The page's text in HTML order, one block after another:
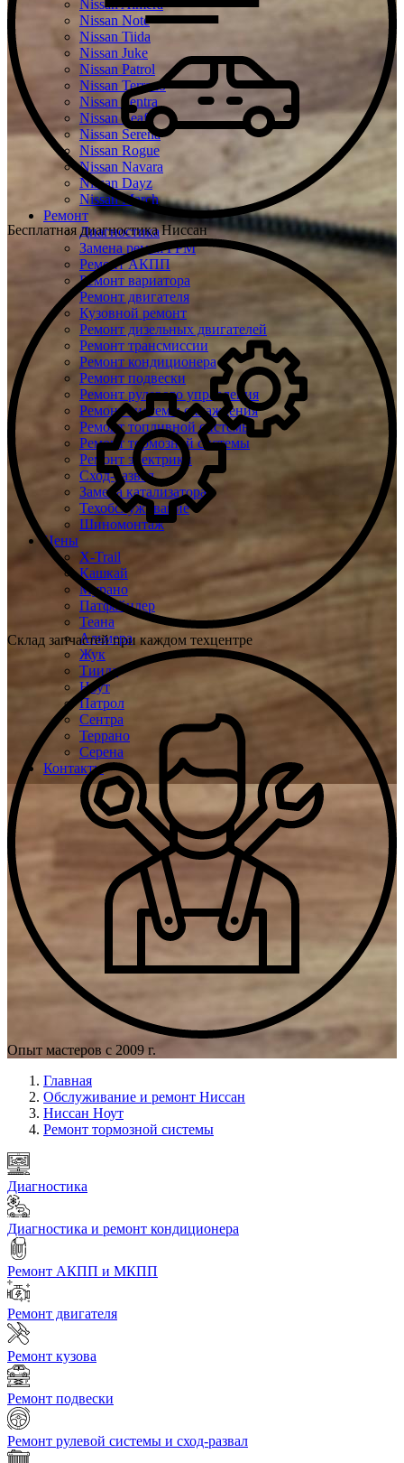
Nissan Almera
Nissan Note
Nissan Tiida
Nissan Juke
Nissan Patrol
Nissan Terrano
Nissan Sentra
Nissan Leaf
Nissan Serena
Nissan Rogue
Nissan Navara
Nissan Dayz
Nissan March
Ремонт
Диагностика
Замена ремня ГРМ
Ремонт АКПП
Ремонт вариатора
Ремонт двигателя
Кузовной ремонт
Ремонт дизельных двигателей
Ремонт трансмиссии
Ремонт кондиционера
Ремонт подвески
Ремонт рулевого управления
Ремонт системы охлаждения
Ремонт топливной системы
Ремонт тормозной системы
Ремонт электрики
Сход-развал
Замена катализатора
Техобслуживание
Шиномонтаж
Цены
X-Trail
Кашкай
Мурано
Патфайндер
Теана
Альмера
Жук
Тиида
Ноут
Патрол
Сентра
Террано
Серена
Контакты
Бесплатная диагностика Ниссан
Склад запчастей при каждом техцентре
Опыт мастеров с 2009 г.
Главная
Обслуживание и ремонт Ниссан
Ниссан Ноут
Ремонт тормозной системы
Диагностика
Диагностика и ремонт кондиционера
Ремонт АКПП и МКПП
Ремонт двигателя
Ремонт кузова
Ремонт подвески
Ремонт рулевой системы и сход-развал